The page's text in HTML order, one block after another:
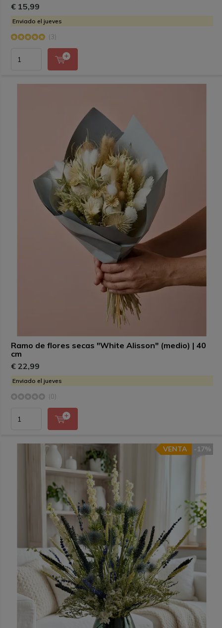
€ 15,99
Enviado el jueves
(3)
Ramo de flores secas "White Alisson" (medio) | 40
cm
€ 22,99
Enviado el jueves
(0)
-17%
VENTA